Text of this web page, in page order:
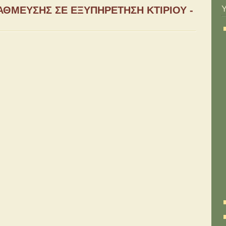
ΣΕ ΕΞΥΠΗΡΕΤΗΣΗ ΚΤΙΡΙΟΥ -